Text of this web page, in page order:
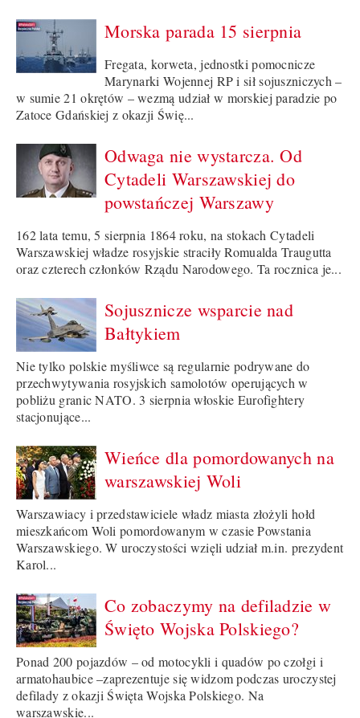
Morska parada 15 sierpnia
Fregata, korweta, jednostki pomocnicze
Marynarki Wojennej RP i sił sojuszniczych –
w sumie 21 okrętów – wezmą udział w morskiej paradzie po
Zatoce Gdańskiej z okazji Świę...
Odwaga nie wystarcza. Od
Cytadeli Warszawskiej do
powstańczej Warszawy
162 lata temu, 5 sierpnia 1864 roku, na stokach Cytadeli
Warszawskiej władze rosyjskie straciły Romualda Traugutta
oraz czterech członków Rządu Narodowego. Ta rocznica je...
Sojusznicze wsparcie nad
Bałtykiem
Nie tylko polskie myśliwce są regularnie podrywane do
przechwytywania rosyjskich samolotów operujących w
pobliżu granic NATO. 3 sierpnia włoskie Eurofightery
stacjonujące...
Wieńce dla pomordowanych na
warszawskiej Woli
Warszawiacy i przedstawiciele władz miasta złożyli hołd
mieszkańcom Woli pomordowanym w czasie Powstania
Warszawskiego. W uroczystości wzięli udział m.in. prezydent
Karol...
Co zobaczymy na defiladzie w
Święto Wojska Polskiego?
Ponad 200 pojazdów – od motocykli i quadów po czołgi i
armatohaubice –zaprezentuje się widzom podczas uroczystej
defilady z okazji Święta Wojska Polskiego. Na
warszawskie...